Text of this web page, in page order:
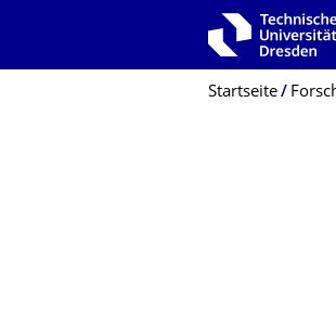
Zur Hauptnavigation springen
Breadcrumb-
Startseite